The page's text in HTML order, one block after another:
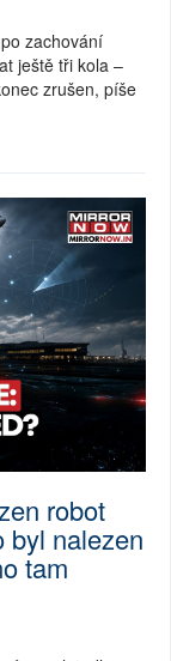
zachování
ještě tři kola –
zrušen, píše
robot
byl nalezen
tam